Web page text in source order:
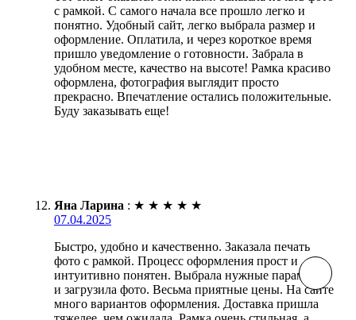
с рамкой. С самого начала все прошло легко и
понятно. Удобный сайт, легко выбрала размер и
оформление. Оплатила, и через короткое время
пришло уведомление о готовности. Забрала в
удобном месте, качество на высоте! Рамка красиво
оформлена, фотография выглядит просто
прекрасно. Впечатление остались положительные.
Буду заказывать еще!
Яна Ларина : ★ ★ ★ ★ ★
07.04.2025
Быстро, удобно и качественно. Заказала печать
фото с рамкой. Процесс оформления прост и
интуитивно понятен. Выбрала нужные параметры
и загрузила фото. Весьма приятные цены. На сайте
много вариантов оформления. Доставка пришла